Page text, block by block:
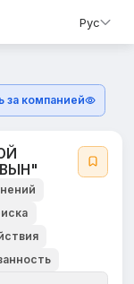
Рус
за компанией